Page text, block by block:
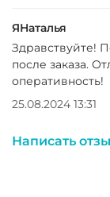
ЯНаталья
Здравствуйте!
после заказа.
оперативность!
25.08.2024 13:31
Написать